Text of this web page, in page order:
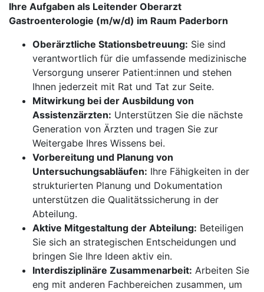
Ihre Aufgaben als Leitender Oberarzt
Gastroenterologie (m/w/d) im Raum Paderborn
Oberärztliche Stationsbetreuung: Sie sind
verantwortlich für die umfassende medizinische
Versorgung unserer Patient:innen und stehen
Ihnen jederzeit mit Rat und Tat zur Seite.
Mitwirkung bei der Ausbildung von
Assistenzärzten: Unterstützen Sie die nächste
Generation von Ärzten und tragen Sie zur
Weitergabe Ihres Wissens bei.
Vorbereitung und Planung von
Untersuchungsabläufen: Ihre Fähigkeiten in der
strukturierten Planung und Dokumentation
unterstützen die Qualitätssicherung in der
Abteilung.
Aktive Mitgestaltung der Abteilung: Beteiligen
Sie sich an strategischen Entscheidungen und
bringen Sie Ihre Ideen aktiv ein.
Interdisziplinäre Zusammenarbeit: Arbeiten Sie
eng mit anderen Fachbereichen zusammen, um